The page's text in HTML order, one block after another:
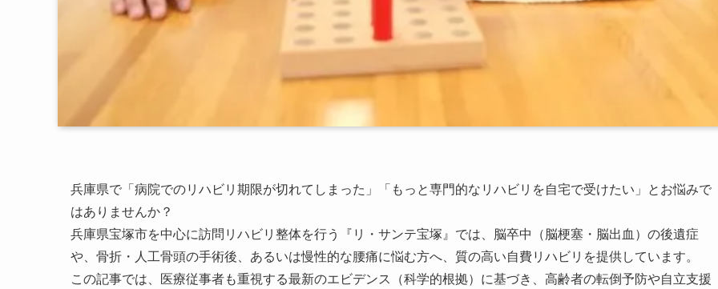
兵庫県で「病院でのリハビリ期限が切れてしまった」「もっと専門的なリハビリを自宅で受けたい」とお悩みで
はありませんか？
兵庫県宝塚市を中心に訪問リハビリ整体を行う『リ・サンテ宝塚』では、脳卒中（脳梗塞・脳出血）の後遺症
や、骨折・人工骨頭の手術後、あるいは慢性的な腰痛に悩む方へ、 質の高い自費リハビリ を提供しています。
この記事では、医療従事者も重視する最新のエビデンス（科学的根拠）に基づき、高齢者の転倒予防や自立支援